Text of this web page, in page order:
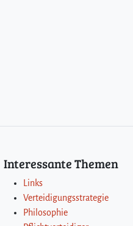
Interessante Themen
Links
Verteidigungsstrategie
Philosophie